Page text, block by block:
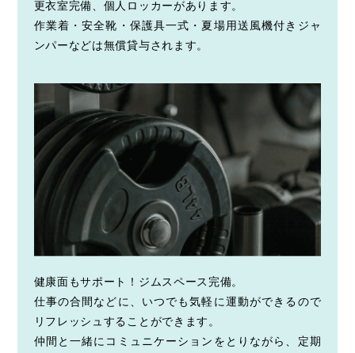
更衣室完備、個人ロッカーがあります。
作業着・安全靴・保護具一式・夏場用送風機付きジャ
ンパーなどは無償貸与されます。
健康面もサポート！ジムスペース完備。
仕事の合間などに、いつでも気軽に運動ができるので
リフレッシュすることができます。
仲間と一緒にコミュニケーションをとりながら、定期